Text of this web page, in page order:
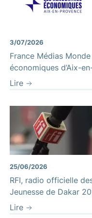
3/07/2026
France Médias
économiques d’Aix-
Lire
25/06/2026
RFI, radio officielle
Jeunesse de Dakar
Lire